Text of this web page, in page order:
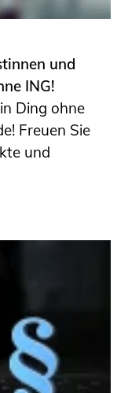
und
Bau
und
ING!
Ding ohne
Freuen Sie
und